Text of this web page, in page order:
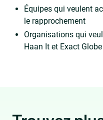
Équipes qui veulent
le rapprochement
Organisations qui
Haan It et Exact Globe